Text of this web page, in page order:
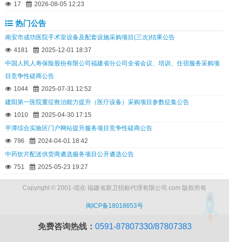
17
2026-08-05 12:23
热门公告
南安市成功医院手术室设备及配套设施采购项目(三次)结果公告
4181
2025-12-01 18:37
中国人民人寿保险股份有限公司福建省分公司全省会议、培训、住宿服务采购项
目竞争性磋商公告
1044
2025-07-31 12:52
建阳第一医院重症救治能力提升（医疗设备）采购项目参数征集公告
1010
2025-04-30 17:15
平潭综合实验区门户网站提升服务项目竞争性磋商公告
796
2024-04-01 18:42
中药饮片配送供货商遴选服务项目公开遴选公告
751
2025-05-23 19:27
Copyright © 2001-现在 福建省新卫招标代理有限公司.com 版权所有
闽ICP备18018653号
免费咨询热线： 0591-87807330/87807383